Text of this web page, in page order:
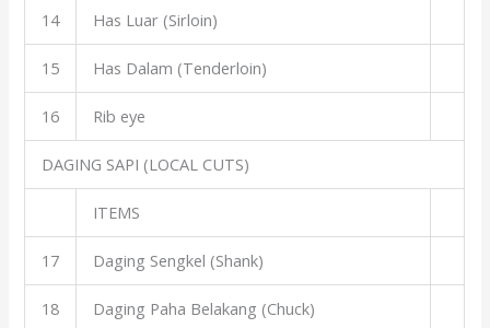
14 Has Luar (Sirloin)
15 Has Dalam (Tenderloin)
16 Rib eye
DAGING SAPI (LOCAL CUTS)
ITEMS
17 Daging Sengkel (Shank)
18 Daging Paha Belakang (Chuck)